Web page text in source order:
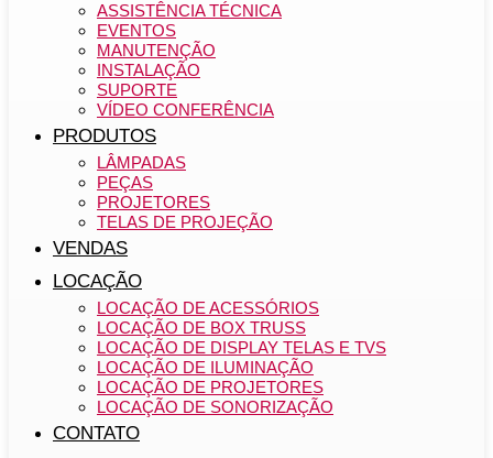
ASSISTÊNCIA TÉCNICA
EVENTOS
MANUTENÇÃO
INSTALAÇÃO
SUPORTE
VÍDEO CONFERÊNCIA
PRODUTOS
LÂMPADAS
PEÇAS
PROJETORES
TELAS DE PROJEÇÃO
VENDAS
LOCAÇÃO
LOCAÇÃO DE ACESSÓRIOS
LOCAÇÃO DE BOX TRUSS
LOCAÇÃO DE DISPLAY TELAS E TVS
LOCAÇÃO DE ILUMINAÇÃO
LOCAÇÃO DE PROJETORES
LOCAÇÃO DE SONORIZAÇÃO
CONTATO